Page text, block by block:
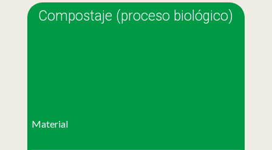
Compostaje (proceso biológico)
Material